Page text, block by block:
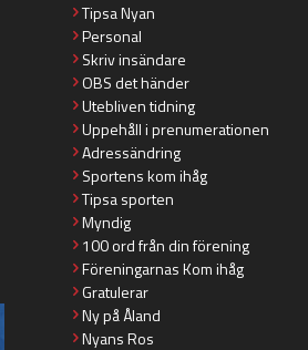
Tipsa Nyan
Personal
Skriv insändare
OBS det händer
Utebliven tidning
Uppehåll i prenumerationen
Adressändring
Sportens kom ihåg
Tipsa sporten
Myndig
100 ord från din förening
Föreningarnas Kom ihåg
Gratulerar
Ny på Åland
Nyans Ros